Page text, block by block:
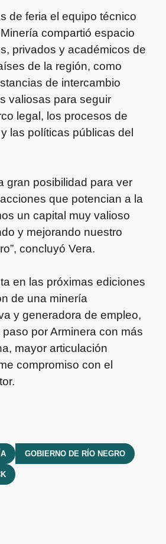
de feria el equipo técnico
compartió espacio
privados y académicos de
de la región, como
de intercambio
valiosas para seguir
legal, los procesos de
las políticas públicas del
gran posibilidad para ver
que potencian a la
un capital muy valioso
y mejorando nuestro
concluyó Vera.
en las próximas ediciones
de una minería
y generadora de empleo,
por Arminera con más
mayor articulación
compromiso con el
GOBIERNO DE RÍO NEGRO